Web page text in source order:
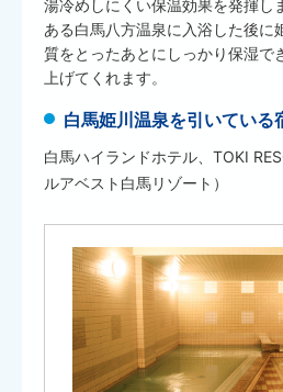
湯冷めしにくい保温効果を発揮し
ある白馬八方温泉に入浴した後に
質をとったあとにしっかり保湿で
上げてくれます。
白馬姫川温泉を引いている
白馬ハイランドホテル、TOKI
ルアベスト白馬リゾート）